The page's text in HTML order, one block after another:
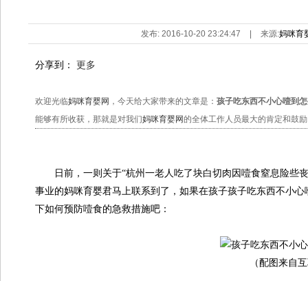
发布: 2016-10-20 23:24:47 来源:妈咪育
分享到： 更多
欢迎光临妈咪育婴网 ，今天给大家带来的文章是： 孩子吃东西不小心噎到
能够有所收获，那就是对我们妈咪育婴网的全体工作人员最大的肯定和鼓
日前，一则关于“杭州一老人吃了块白切肉因噎食窒息险些
事业的妈咪育婴君马上联系到了，如果在孩子孩子吃东西不小
下如何预防噎食的急救措施吧：
（配图来自